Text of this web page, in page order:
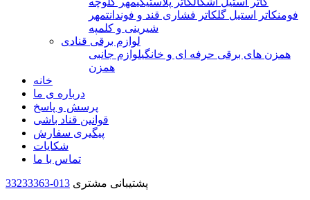
فومنکاتر استیل گلکاتر فشاری قند و فوندانتمهر
شیرینی و کلمپه
لوازم برقی قنادی
همزن های برقی حرفه ای و خانگیلوازم جانبی
همزن
خانه
درباره ی ما
پرسش و پاسخ
قوانین قناد باشی
پیگیری سفارش
شکایات
تماس با ما
33233363-013 پشتیبانی مشتری